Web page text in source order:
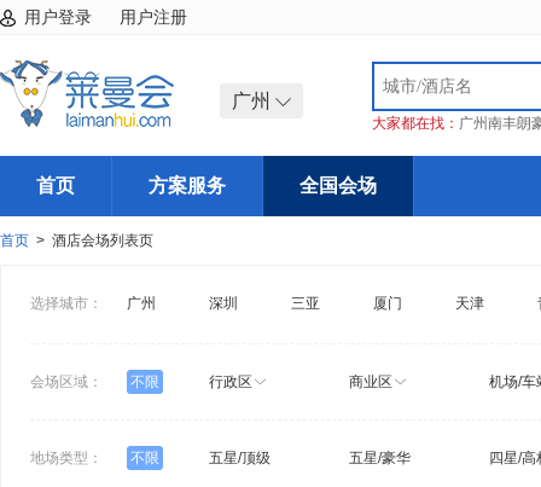
用户登录 用户注册
广州
大家都在找： 广州南丰朗
首页 方案服务 全国会场
首页 > 酒店会场列表页
选择城市： 广州 深圳 三亚 厦门 天津
会场区域： 不限 行政区 商业区 机场/车
地场类型： 不限 五星/顶级 五星/豪华 四星/高